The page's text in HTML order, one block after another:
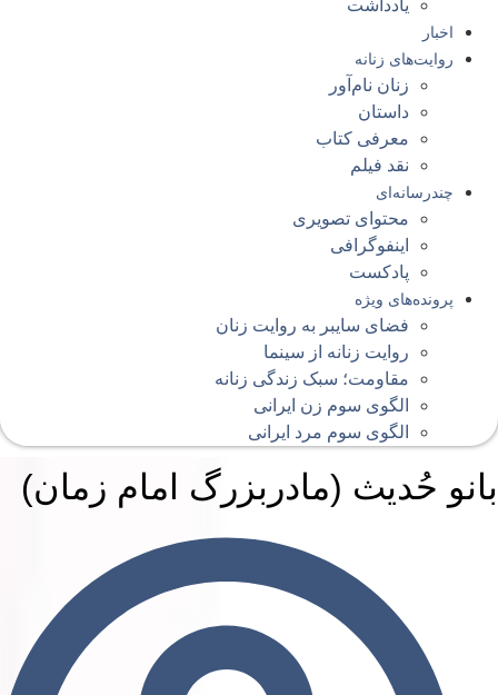
یادداشت
اخبار
روایت‌های زنانه
زنان نام‌آور
داستان
معرفی کتاب
نقد فیلم
چندرسانه‌ای
محتوای تصویری
اینفوگرافی
پادکست
پرونده‌های ویژه
فضای سایبر به روایت زنان
روایت زنانه از سینما
مقاومت؛ سبک زندگی زنانه
الگوی سوم زن ایرانی
الگوی سوم مرد ایرانی
حُدیث (مادربزرگ امام زمان)